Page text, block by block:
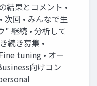
結果とコメント •
次回 • みんなで生
" 継続 • 分析して
続き募集 •
tuning • オー
向けコン